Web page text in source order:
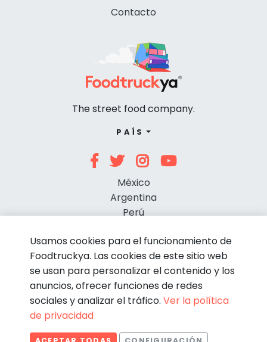
Contacto
The street food company.
PAÍS
México
Argentina
Perú
© Foodtruckya 2026
Usamos cookies para el funcionamiento de
Foodtruckya. Las cookies de este sitio web
se usan para personalizar el contenido y los
anuncios, ofrecer funciones de redes
sociales y analizar el tráfico. Ver la política
de privacidad